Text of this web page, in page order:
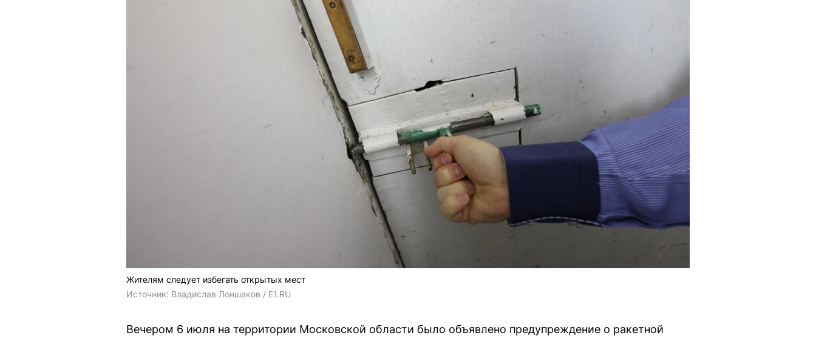
Жителям следует избегать открытых мест
Источник: Владислав Лоншаков / E1.RU
Вечером 6 июля на территории Московской области было объявлено предупреждение о ракетной